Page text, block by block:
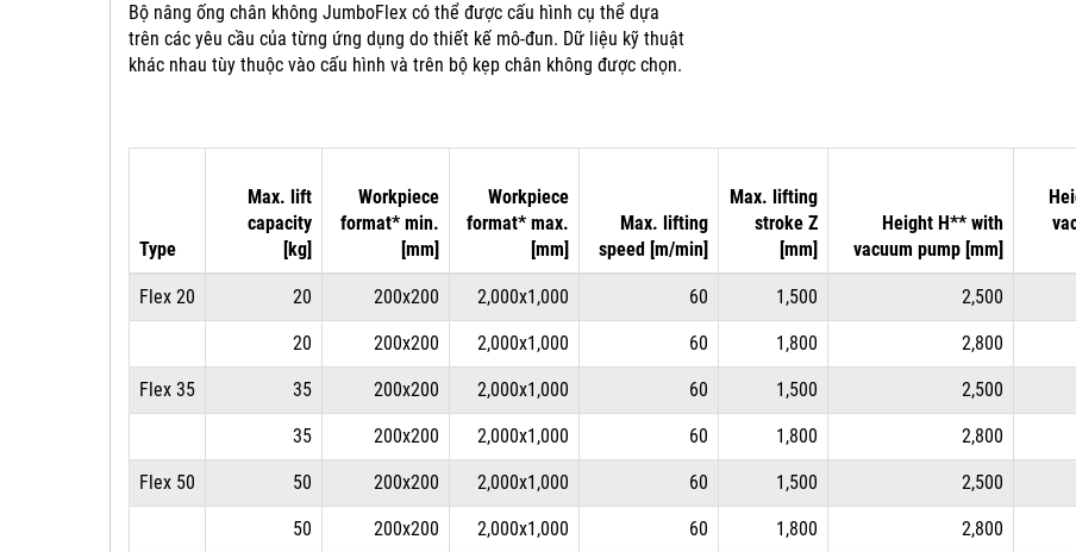
Bộ nâng ống chân không JumboFlex có thể được cấu hình cụ thể dựa
trên các yêu cầu của từng ứng dụng do thiết kế mô-đun. Dữ liệu kỹ thuật
khác nhau tùy thuộc vào cấu hình và trên bộ kẹp chân không được chọn.
Type
Max. lift
capacity
[kg]
Workpiece
format* min.
[mm]
Workpiece
format* max.
[mm]
Max. lifting
speed [m/min]
Max. lifting
stroke Z
[mm]
Height H** with
vacuum pump [mm]
Flex 20 20 200x200 2,000x1,000 60 1,500 2,500
20 200x200 2,000x1,000 60 1,800 2,800
Flex 35 35 200x200 2,000x1,000 60 1,500 2,500
35 200x200 2,000x1,000 60 1,800 2,800
Flex 50 50 200x200 2,000x1,000 60 1,500 2,500
50 200x200 2,000x1,000 60 1,800 2,800